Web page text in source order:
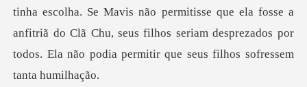
Histórico
Sair
tinha escolha. Se Mavis não permitisse que ela fosse a
anfitriã do Clã Chu, seus filhos